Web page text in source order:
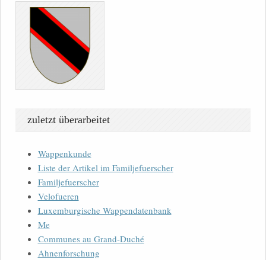
zuletzt überarbeitet
Wappenkunde
Liste der Artikel im Familjefuerscher
Familjefuerscher
Velofueren
Luxemburgische Wappendatenbank
Me
Communes au Grand-Duché
Ahnenforschung